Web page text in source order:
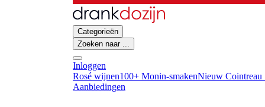
Categorieën
Zoeken naar ...
Inloggen
Rosé wijnen100+ Monin-smakenNieuw Cointreau
Aanbiedingen